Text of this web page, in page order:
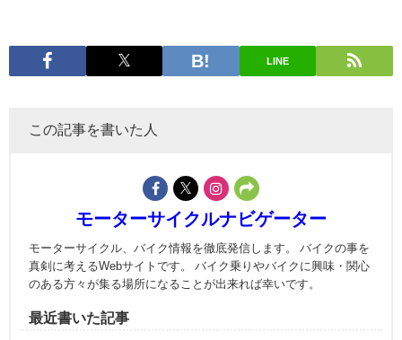
LINE
この記事を書いた人
モーターサイクルナビゲーター
モーターサイクル、バイク情報を徹底発信します。 バイクの事を
真剣に考えるWebサイトです。 バイク乗りやバイクに興味・関心
のある方々が集る場所になることが出来れば幸いです。
最近書いた記事